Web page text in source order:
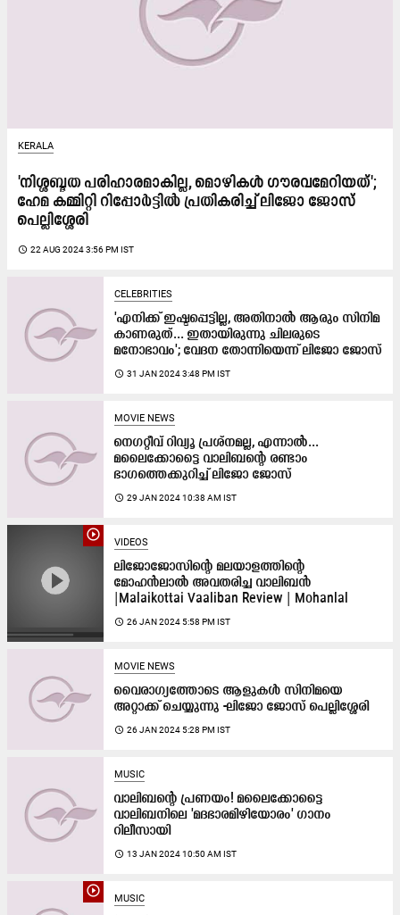
KERALA
'നിശ്ശബ്ദത പരിഹാരമാകില്ല, മൊഴികൾ ഗൗരവമേറിയത്';
ഹേമ കമ്മിറ്റി റിപ്പോർട്ടിൽ പ്രതികരിച്ച് ലിജോ ജോസ്
പെല്ലിശ്ശേരി
access_time 22 AUG 2024 3:56 PM IST
CELEBRITIES
'എനിക്ക് ഇഷ്ടപ്പെട്ടില്ല, അതിനാൽ ആരും സിനിമ
കാണരുത്... ഇതായിരുന്നു ചിലരുടെ
മനോഭാവം'; വേദന തോന്നിയെന്ന് ലിജോ ജോസ്
access_time 31 JAN 2024 3:48 PM IST
MOVIE NEWS
നെഗറ്റീവ് റിവ്യൂ പ്രശ്നമല്ല, എന്നാൽ...
മലൈക്കോട്ടൈ വാലിബന്റെ രണ്ടാം
ഭാഗത്തെക്കുറിച്ച് ലിജോ ജോസ്
access_time 29 JAN 2024 10:38 AM IST
play_circle_outline
VIDEOS
ലിജോജോസിന്റെ മലയാളത്തിന്റെ
മോഹൻലാൽ അവതരിച്ച വാലിബൻ
|Malaikottai Vaaliban Review | Mohanlal
access_time 26 JAN 2024 5:58 PM IST
MOVIE NEWS
വൈരാഗ്യത്തോടെ ആളുകൾ സിനിമയെ
അറ്റാക്ക് ചെയ്യുന്നു -ലിജോ ജോസ് പെല്ലിശ്ശേരി
access_time 26 JAN 2024 5:28 PM IST
MUSIC
വാലിബന്റെ പ്രണയം! മലൈക്കോട്ടൈ
വാലിബനിലെ 'മദഭാരമിഴിയോരം' ഗാനം
റിലീസായി
access_time 13 JAN 2024 10:50 AM IST
play_circle_outline
MUSIC